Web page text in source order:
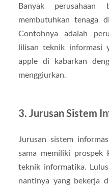
Banyak perusahaan
membutuhkan tenaga
Contohnya adalah
lilisan teknik informasi
apple di kabarkan
menggiurkan.
3. Jurusan Sistem
Jurusan sistem
sama memiliki prospek
teknik informatika.
nantinya yang bekerja